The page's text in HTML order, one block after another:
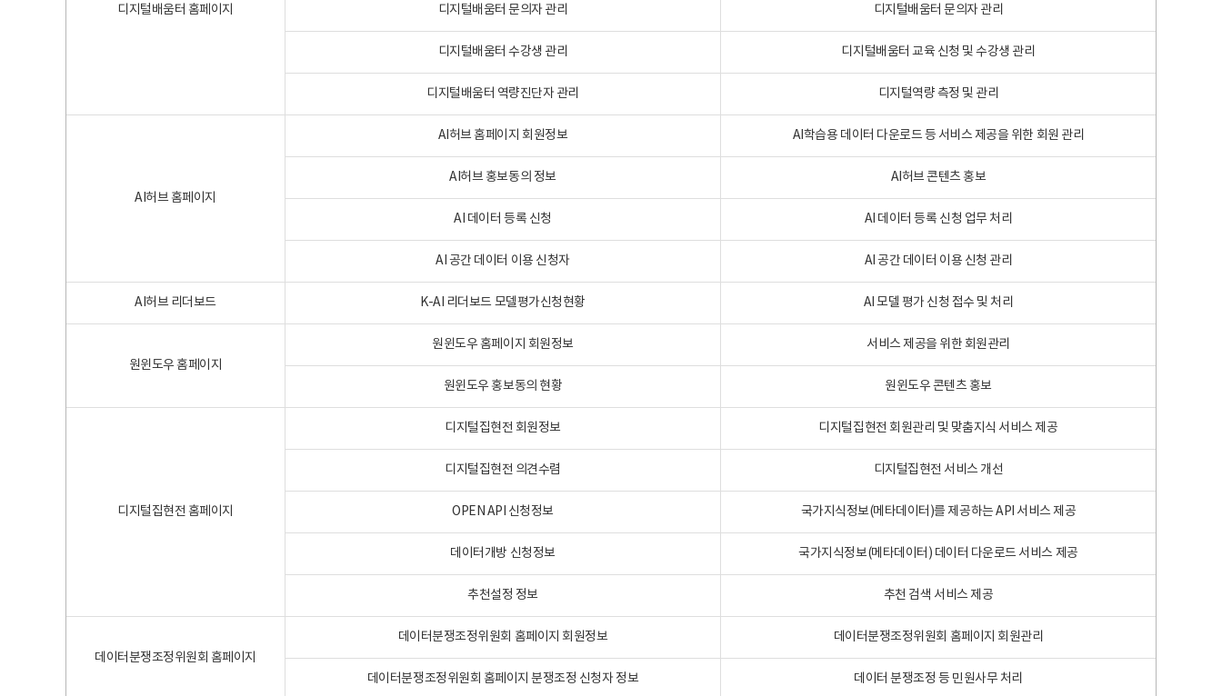
디지털배움터 홈페이지 디지털배움터 문의자 관리 디지털배움터 문의자 관리
디지털배움터 수강생 관리 디지털배움터 교육 신청 및 수강생 관리
디지털배움터 역량진단자 관리 디지털역량 측정 및 관리
AI허브 홈페이지
AI허브 홈페이지 회원정보 AI학습용 데이터 다운로드 등 서비스 제공을 위한 회원 관리
AI허브 홍보동의 정보 AI허브 콘텐츠 홍보
AI 데이터 등록 신청 AI 데이터 등록 신청 업무 처리
AI 공간 데이터 이용 신청자 AI 공간 데이터 이용 신청 관리
AI허브 리더보드 K-AI 리더보드 모델평가신청현황 AI 모델 평가 신청 접수 및 처리
원윈도우 홈페이지
원윈도우 홈페이지 회원정보 서비스 제공을 위한 회원관리
원윈도우 홍보동의 현황 원윈도우 콘텐츠 홍보
디지털집현전 홈페이지
디지털집현전 회원정보 디지털집현전 회원관리 및 맞춤지식 서비스 제공
디지털집현전 의견수렴 디지털집현전 서비스 개선
OPEN API 신청정보 국가지식정보(메타데이터)를 제공하는 API 서비스 제공
데이터개방 신청정보 국가지식정보(메타데이터) 데이터 다운로드 서비스 제공
추천설정 정보 추천 검색 서비스 제공
데이터분쟁조정위원회 홈페이지
데이터분쟁조정위원회 홈페이지 회원정보 데이터분쟁조정위원회 홈페이지 회원관리
데이터분쟁조정위원회 홈페이지 분쟁조정 신청자 정보 데이터 분쟁조정 등 민원사무 처리